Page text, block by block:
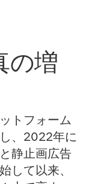
の増
トフォーム
、2022年に
静止画広告
して以来、